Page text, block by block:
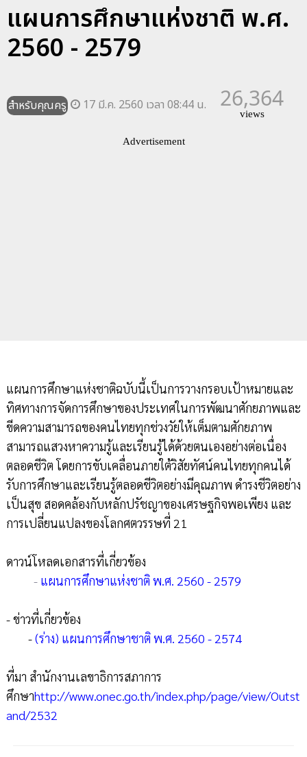
แผนการศึกษาแห่งชาติ พ.ศ.
2560 - 2579
สำหรับคุณครู 17 มี.ค. 2560 เวลา 08:44 น. 26,364
views
Advertisement
แผนการศึกษาแห่งชาติฉบับนี้เป็นการวางกรอบเป้าหมายและ
ทิศทางการจัดการศึกษาของประเทศในการพัฒนาศักยภาพและ
ขีดความสามารถของคนไทยทุกช่วงวัยให้เต็มตามศักยภาพ
สามารถแสวงหาความรู้และเรียนรู้ได้ด้วยตนเองอย่างต่อเนื่อง
ตลอดชีวิต โดยการขับเคลื่อนภายใต้วิสัยทัศน์คนไทยทุกคนได้
รับการศึกษาและเรียนรู้ตลอดชีวิตอย่างมีคุณภาพ ดำรงชีวิตอย่าง
เป็นสุข สอดคล้องกับหลักปรัชญาของเศรษฐกิจพอเพียง และ
การเปลี่ยนแปลงของโลกศตวรรษที่ 21
ดาวน์โหลดเอกสารที่เกี่ยวข้อง
- แผนการศึกษาแห่งชาติ พ.ศ. 2560 - 2579
- ข่าวที่เกี่ยวข้อง
-(ร่าง) แผนการศึกษาชาติ พ.ศ. 2560 - 2574
ที่มา สำนักงานเลขาธิการสภาการ
ศึกษาhttp://www.onec.go.th/index.php/page/view/Outst
and/2532